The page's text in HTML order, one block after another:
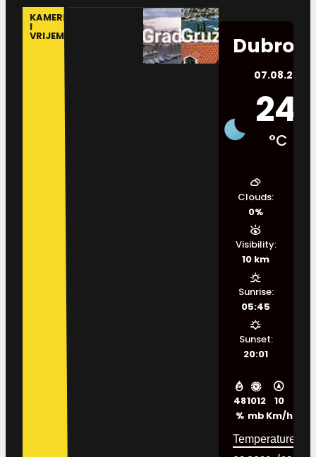
KAMERE
I
VRIJEME
07.08.2026.
24
°C
48
%
1012
mb
10
Km/h
Clouds:
0%
Visibility:
10 km
Sunrise:
05:45
Sunset:
20:01